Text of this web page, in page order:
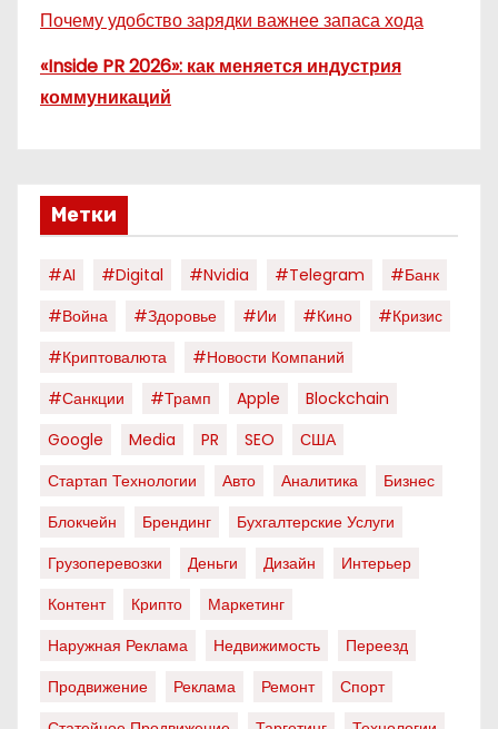
Почему удобство зарядки важнее запаса хода
«Inside PR 2026»: как меняется индустрия
коммуникаций
Метки
#AI #digital #nvidia #telegram
#банк
#война
#здоровье #ии #кино
#кризис
#криптовалюта
#новости Компаний
#санкции
#трамп Apple
Blockchain
Google
Media PR SEO
США
Стартап Технологии
Авто Аналитика
Бизнес
Блокчейн
Брендинг
Бухгалтерские Услуги
Грузоперевозки
Деньги Дизайн
Интерьер
Контент
Крипто
Маркетинг
Наружная Реклама
Недвижимость
Переезд
Продвижение
Реклама Ремонт
Спорт